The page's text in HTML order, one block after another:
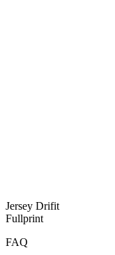
Jersey Drifit
Fullprint
FAQ